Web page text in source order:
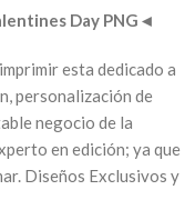
Day PNG ◄
esta dedicado a
personalización de
negocio de la
en edición; ya que
Diseños Exclusivos y